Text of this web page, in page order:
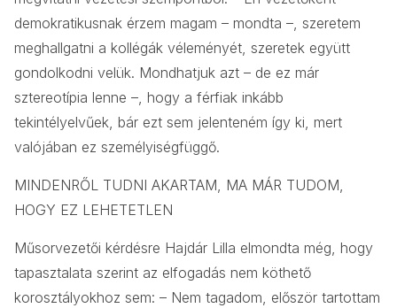
demokratikusnak érzem magam – mondta –, szeretem
meghallgatni a kollégák véleményét, szeretek együtt
gondolkodni velük. Mondhatjuk azt – de ez már
sztereotípia lenne –, hogy a férfiak inkább
tekintélyelvűek, bár ezt sem jelenteném így ki, mert
valójában ez személyiségfüggő.
MINDENRŐL TUDNI AKARTAM, MA MÁR TUDOM,
HOGY EZ LEHETETLEN
Műsorvezetői kérdésre Hajdár Lilla elmondta még, hogy
tapasztalata szerint az elfogadás nem köthető
korosztályokhoz sem: – Nem tagadom, először tartottam